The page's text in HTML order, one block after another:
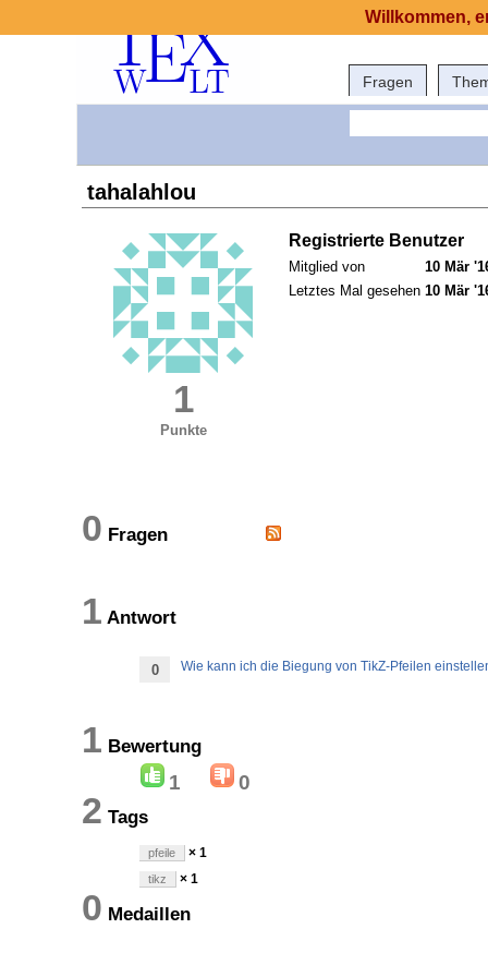
Fragen
tahalahlou
1
Punkte
Registrierte Benutzer
Mitglied von
10 Mär
Letztes Mal gesehen 10 Mär
0 Fragen
1 Antwort
0 Wie kann ich die Biegung von TikZ-Pfeilen
1 Bewertung
1 0
2 Tags
pfeile × 1
tikz × 1
0 Medaillen
Willkommen,